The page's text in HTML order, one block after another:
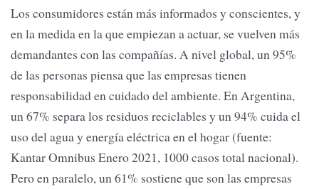
Los consumidores están más informados y conscientes, y
en la medida en la que empiezan a actuar, se vuelven más
demandantes con las compañías. A nivel global, un 95%
de las personas piensa que las empresas tienen
responsabilidad en cuidado del ambiente. En Argentina,
un 67% separa los residuos reciclables y un 94% cuida el
uso del agua y energía eléctrica en el hogar (fuente:
Kantar Omnibus Enero 2021, 1000 casos total nacional).
Pero en paralelo, un 61% sostiene que son las empresas